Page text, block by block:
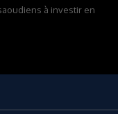
à investir en